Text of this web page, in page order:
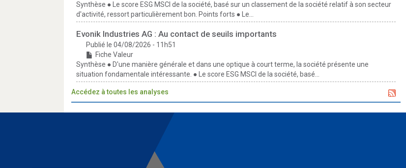
Synthèse ● Le score ESG MSCI de la société, basé sur un classement de la société relatif à son secteur
d'activité, ressort particulièrement bon. Points forts ● Le...
Evonik Industries AG : Au contact de seuils importants
Publié le 04/08/2026 - 11h51
Fiche Valeur
Synthèse ● D'une manière générale et dans une optique à court terme, la société présente une
situation fondamentale intéressante. ● Le score ESG MSCI de la société, basé...
Accédez à toutes les analyses